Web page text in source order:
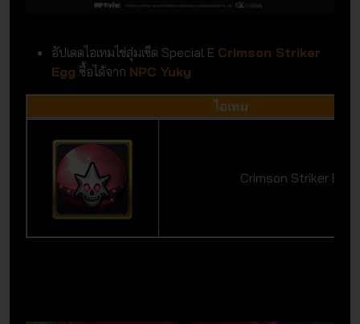
อัปเดตไอเทมไข่สุ่มเซ็ต Special E Crimson Striker
Egg ซื้อได้จาก NPC Yuky
ไอเทม
Crimson Striker Egg